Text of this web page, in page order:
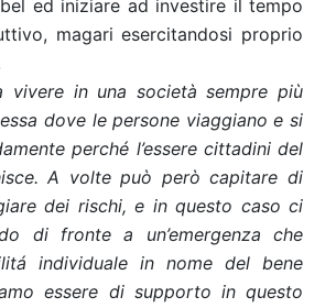
ed iniziare ad investire il tempo
magari esercitandosi proprio
vivere in una società sempre più
dove le persone viaggiano e si
perché l’essere cittadini del
A volte può però capitare di
dei rischi, e in questo caso ci
di fronte a un’emergenza che
individuale in nome del bene
essere di supporto in questo